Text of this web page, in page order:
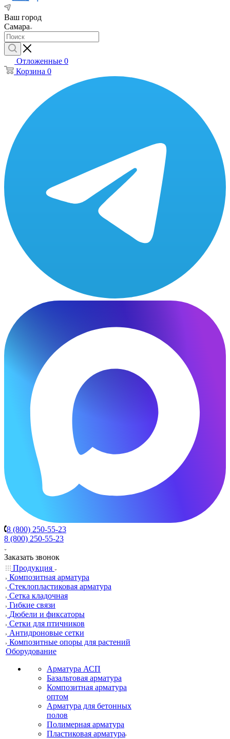
Ваш город
Самара
Отложенные 0
Корзина 0
8 (800) 250-55-23
8 (800) 250-55-23
Заказать звонок
Продукция
Композитная арматура
Cтеклопластиковая арматура
Сетка кладочная
Гибкие связи
Дюбели и фиксаторы
Сетки для птичников
Антидроновые сетки
Композитные опоры для растений
Оборудование
Арматура АСП
Базальтовая арматура
Композитная арматура
оптом
Арматура для бетонных
полов
Полимерная арматура
Пластиковая арматура